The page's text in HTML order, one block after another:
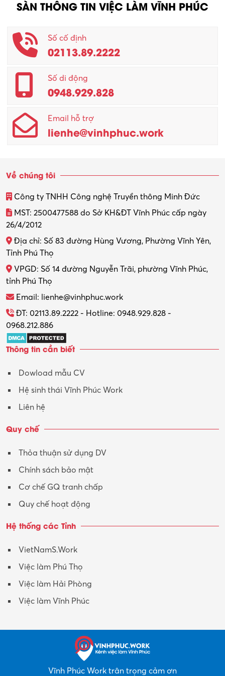
SÀN THÔNG TIN VIỆC LÀM VĨNH PHÚC
Số cố định
02113.89.2222
Số di động
0948.929.828
Email hỗ trợ
lienhe@vinhphuc.work
Về chúng tôi
Công ty TNHH Công nghệ Truyền thông Minh Đức
MST: 2500477588 do Sở KH&ĐT Vĩnh Phúc cấp ngày
26/4/2012
Địa chỉ: Số 83 đường Hùng Vương, Phường Vĩnh Yên,
Tỉnh Phú Thọ
VPGD: Số 14 đường Nguyễn Trãi, phường Vĩnh Phúc,
tỉnh Phú Thọ
Email: lienhe@vinhphuc.work
ĐT: 02113.89.2222 - Hotline: 0948.929.828 -
0968.212.886
Thông tin cần biết
Dowload mẫu CV
Hệ sinh thái Vĩnh Phúc Work
Liên hệ
Quy chế
Thỏa thuận sử dụng DV
Chính sách bảo mật
Cơ chế GQ tranh chấp
Quy chế hoạt động
Hệ thống các Tỉnh
VietNamS.Work
Việc làm Phú Thọ
Việc làm Hải Phòng
Việc làm Vĩnh Phúc
Vĩnh Phúc Work trân trọng cảm ơn